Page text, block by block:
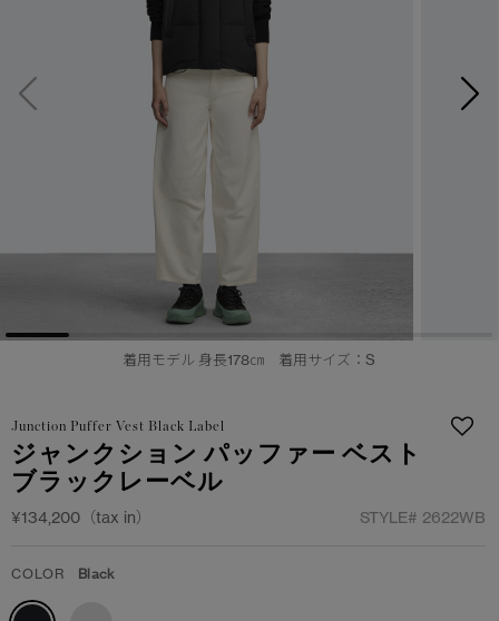
サマー 26 コレクションLOOK
日本限定モデル
スノーグース
アクセサリー
コレクション
サマー 26 コレクションLOOK
日本限定モデル
スノーグース
アクセサリー
コレクション
アーカイブの希少なピースもご覧いただけます。
詳しく見る
着用モデル 身長178㎝ 着用サイズ：S
Junction Puffer Vest Black Label
ジャンクション パッファー ベスト
ブラックレーベル
¥134,200（tax in） STYLE# 2622WB
COLOR Black